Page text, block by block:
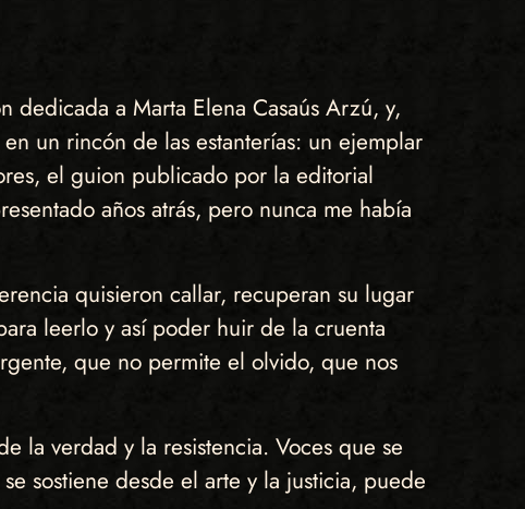
dedicada a Marta Elena Casaús Arzú, y,
un rincón de las estanterías: un ejemplar
el guion publicado por la editorial
años atrás, pero nunca me había
quisieron callar, recuperan su lugar
leerlo y así poder huir de la cruenta
que no permite el olvido, que nos
la verdad y la resistencia. Voces que se
sostiene desde el arte y la justicia, puede